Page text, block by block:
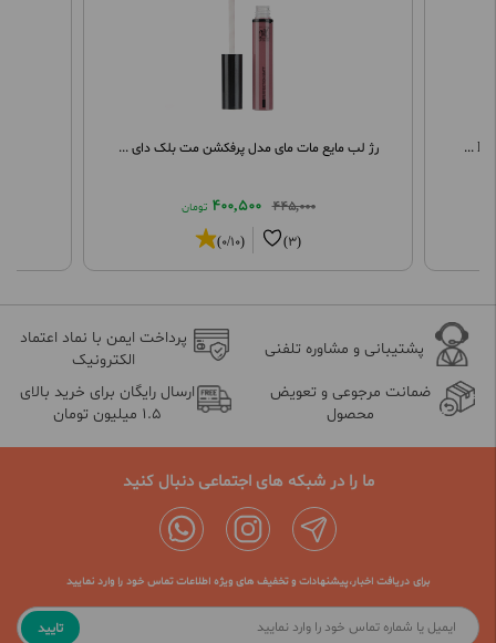
رژ لب مایع مات مای مدل پرفکشن مت بلک دای ...
445,000
400,500 تومان
(3)
(0/10)
پشتیبانی و مشاوره تلفنی
پرداخت ایمن با نماد اعتماد
الکترونیک
ضمانت مرجوعی و تعویض
محصول
ارسال رایگان برای خرید بالای
1.5 میلیون تومان
ما را در شبکه های اجتماعی دنبال کنید
برای دریافت اخبار،پیشنهادات و تخفیف های ویژه اطلاعات تماس خود را وارد نمایید
تایید